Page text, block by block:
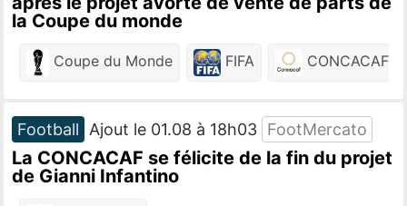
la Coupe du monde
Coupe du Monde FIFA CONCACAF
Football Ajout le 01.08 à 18h03 FootMercato
La CONCACAF se félicite de la fin du projet
de Gianni Infantino